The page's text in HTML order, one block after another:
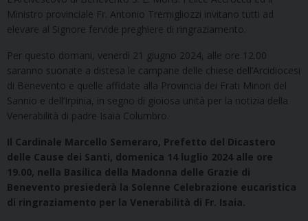
Ministro provinciale Fr. Antonio Tremigliozzi invitano tutti ad
elevare al Signore fervide preghiere di ringraziamento.
Per questo domani, venerdì 21 giugno 2024, alle ore 12.00
saranno suonate a distesa le campane delle chiese dell’Arcidiocesi
di Benevento e quelle affidate alla Provincia dei Frati Minori del
Sannio e dell’Irpinia, in segno di gioiosa unità per la notizia della
Venerabilità di padre Isaia Columbro.
Il Cardinale Marcello Semeraro, Prefetto del Dicastero
delle Cause dei Santi, domenica 14 luglio 2024 alle ore
19.00, nella Basilica della Madonna delle Grazie di
Benevento presiederà la Solenne Celebrazione eucaristica
di ringraziamento per la Venerabilità di Fr. Isaia.